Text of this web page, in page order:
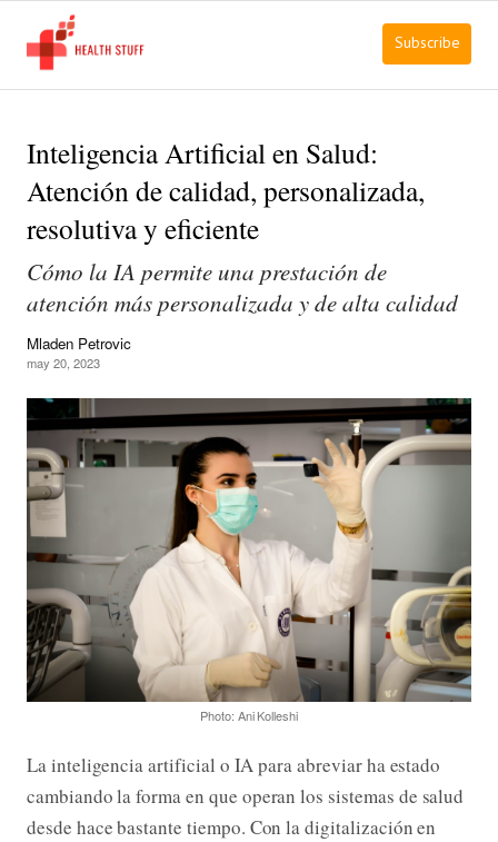
Subscribe
Inteligencia Artificial en Salud:
Atención de calidad, personalizada,
resolutiva y eficiente
Cómo la IA permite una prestación de
atención más personalizada y de alta calidad
Mladen Petrovic
may 20, 2023
Photo: Ani Kolleshi
La inteligencia artificial o IA para abreviar ha estado
cambiando la forma en que operan los sistemas de salud
desde hace bastante tiempo. Con la digitalización en